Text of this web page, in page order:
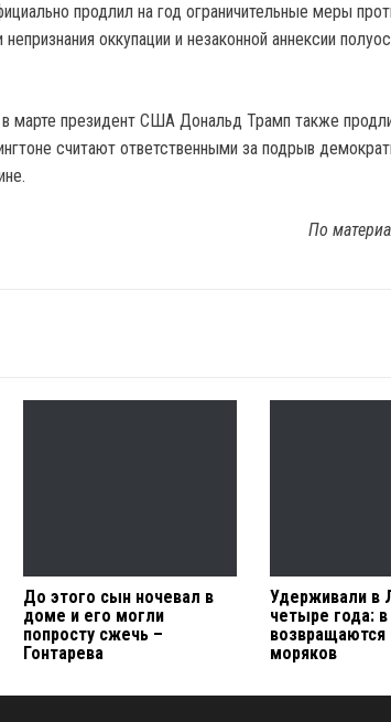
продлил на год ограничительные меры
оккупации и незаконной аннексии
марте президент США Дональд Трамп также
считают ответственными за подрыв
По
До этого сын ночевал в
доме и его могли
попросту сжечь –
Гонтарева
Удерживали в
четыре года: в
возвращаются
моряков